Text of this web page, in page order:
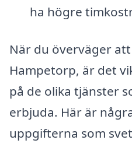
ha högre
När du överväger
Hampetorp, är det
på de olika tjänster
erbjuda. Här är
uppgifterna som